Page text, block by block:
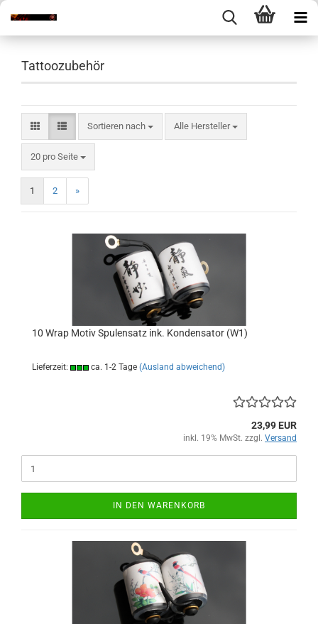
Tattoozubehör
Sortieren nach
Sortieren nach Alle Hersteller
20 pro Seite
pro Seite
1 2 »
10 Wrap Motiv Spulensatz ink. Kondensator (W1)
Lieferzeit: ca. 1-2 Tage (Ausland abweichend)
23,99 EUR
inkl. 19% MwSt. zzgl. Versand
IN DEN WARENKORB